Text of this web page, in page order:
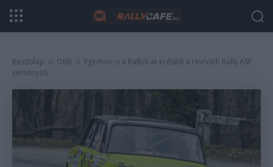
Kezdőlap ORB
Egerben is a Rally3-at erősítik a Horváth Rally ASE
versenyzői